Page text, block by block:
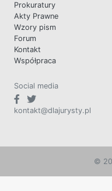
Prokuratury
Akty Prawne
Wzory pism
Forum
Kontakt
Współpraca
Social media
kontakt@dlajurysty.pl
©